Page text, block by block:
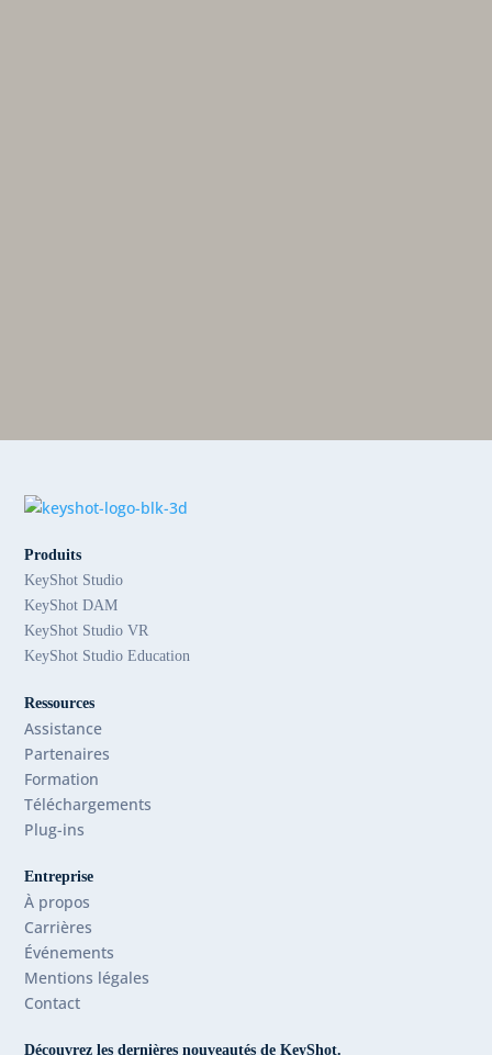
Produits
KeyShot Studio
KeyShot DAM
KeyShot Studio VR
KeyShot Studio Education
Ressources
Assistance
Partenaires
Formation
Téléchargements
Plug-ins
Entreprise
À propos
Carrières
Événements
Mentions légales
Contact
Découvrez les dernières nouveautés de KeyShot.